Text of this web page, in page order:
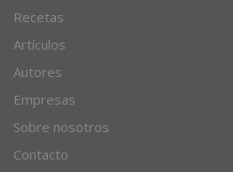
Recetas
Artículos
Autores
Empresas
Sobre nosotros
Contacto